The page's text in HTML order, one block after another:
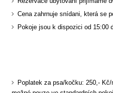
Cena zahrnuje snídani, která se
Pokoje jsou k dispozici od 15:00
Poplatek za psa/kočku: 250,- Kč/